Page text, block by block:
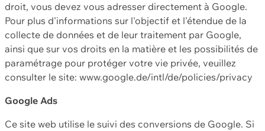
droit, vous devez vous adresser directement à Google.
Pour plus d'informations sur l'objectif et l'étendue de la
collecte de données et de leur traitement par Google,
ainsi que sur vos droits en la matière et les possibilités de
paramétrage pour protéger votre vie privée, veuillez
consulter le site: www.google.de/intl/de/policies/privacy
Google Ads
Ce site web utilise le suivi des conversions de Google. Si